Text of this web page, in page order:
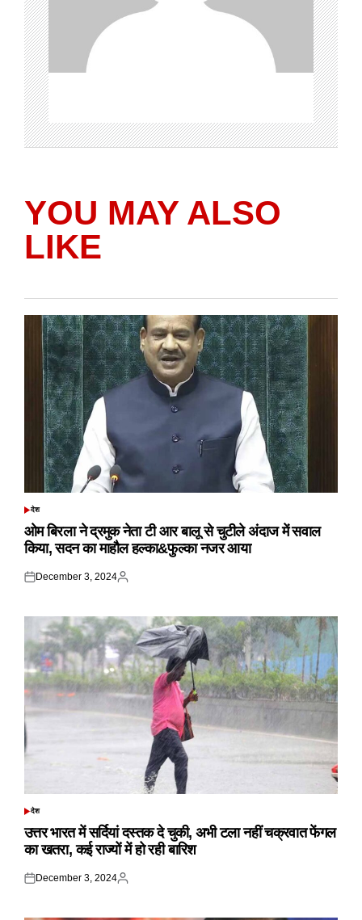
YOU MAY ALSO
LIKE
POSTED
देश
ओम बिरला ने द्रमुक नेता टी आर बालू से चुटीले अंदाज में सवाल
किया, सदन का माहौल हल्का&फुल्का नजर आया
Posted
December 3, 2024
Posted
POSTED
देश
उत्तर भारत में सर्दियां दस्तक दे चुकी, अभी टला नहीं चक्रवात फेंगल
का खतरा, कई राज्यों में हो रही बारिश
Posted
December 3, 2024
Posted